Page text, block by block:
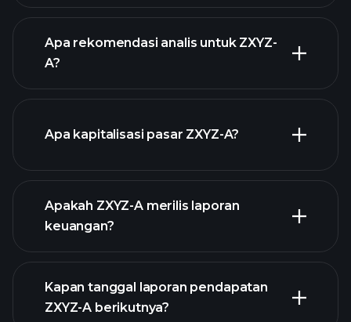
Apa rekomendasi analis untuk ZXYZ-
A?
Apa kapitalisasi pasar ZXYZ-A?
daftar saham kami
Apakah ZXYZ-A merilis laporan
keuangan?
keuangan ZXYZ-
A
Kapan tanggal laporan pendapatan
ZXYZ-A berikutnya?